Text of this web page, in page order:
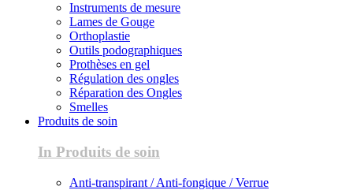
Instruments de mesure
Lames de Gouge
Orthoplastie
Outils podographiques
Prothèses en gel
Régulation des ongles
Réparation des Ongles
Smelles
Produits de soin
In Produits de soin
Anti-transpirant / Anti-fongique / Verrue